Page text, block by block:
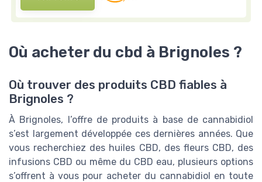
Où acheter du cbd à Brignoles ?
Où trouver des produits CBD fiables à
Brignoles ?
À Brignoles, l’offre de produits à base de cannabidiol
s’est largement développée ces dernières années. Que
vous recherchiez des huiles CBD, des fleurs CBD, des
infusions CBD ou même du CBD eau, plusieurs options
s’offrent à vous pour acheter du cannabidiol en toute